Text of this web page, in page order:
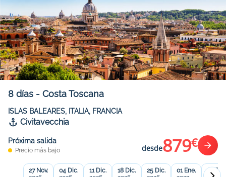
8 días - Costa Toscana
ISLAS BALEARES, ITALIA, FRANCIA
Civitavecchia
Próxima salida
Precio más bajo desde879€
27 Nov.
04 Dic.
11 Dic.
18 Dic.
25 Dic.
01 Ene.
08